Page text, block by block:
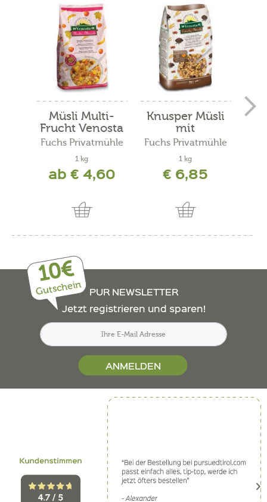
Müsli Multi-
Frucht Venosta
Fuchs Privatmühle
1 kg
ab € 4,60
Knusper Müsli
mit
Schokolade...
Fuchs Privatmühle
1 kg
€ 6,85
10€
Gutschein
PUR NEWSLETTER
Jetzt registrieren und sparen!
ANMELDEN